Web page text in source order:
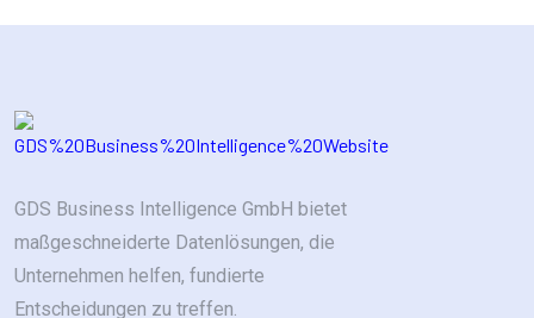
GDS Business Intelligence GmbH bietet
maßgeschneiderte Datenlösungen, die
Unternehmen helfen, fundierte
Entscheidungen zu treffen.